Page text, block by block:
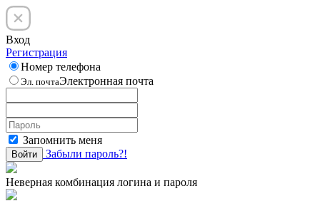
Вход
Регистрация
Номер телефона
Эл. почтаЭлектронная почта
Запомнить меня
Войти Забыли пароль?!
Неверная комбинация логина и пароля